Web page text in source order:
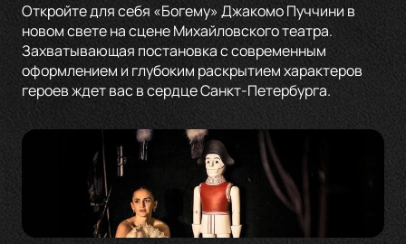
Откройте для себя «Богему» Джакомо Пуччини в
новом свете на сцене Михайловского театра.
Захватывающая постановка с современным
оформлением и глубоким раскрытием характеров
героев ждет вас в сердце Санкт-Петербурга.